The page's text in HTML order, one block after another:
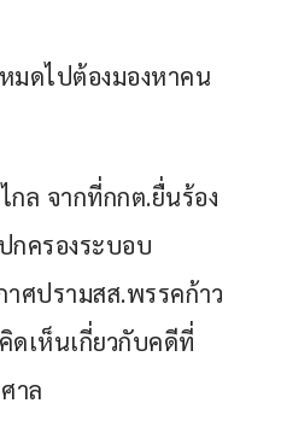
มดไปต้องมองหาคน
ล จากที่กกต.ยื่นร้อง
กครองระบอบ
ศปรามสส.พรรคก้าว
ดเห็นเกี่ยวกับคดีที่
าล